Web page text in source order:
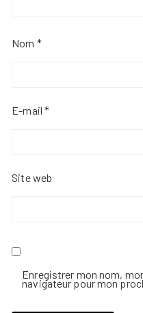
Nom *
E-mail*
Site web
Enregistrer mon nom,
navigateur pour mon